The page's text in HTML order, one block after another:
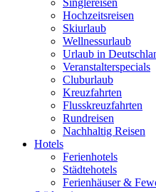
Singlereisen
Hochzeitsreisen
Skiurlaub
Wellnessurlaub
Urlaub in
Veranstalterspecials
Cluburlaub
Kreuzfahrten
Flusskreuzfahrten
Rundreisen
Nachhaltig Reisen
Hotels
Ferienhotels
Städtehotels
Ferienhäuser &